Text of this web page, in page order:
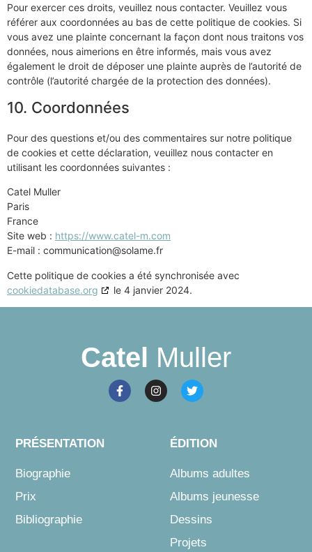
Pour exercer ces droits, veuillez nous contacter. Veuillez vous
référer aux coordonnées au bas de cette politique de cookies. Si
vous avez une plainte concernant la façon dont nous traitons vos
données, nous aimerions en être informés, mais vous avez
également le droit de déposer une plainte auprès de l’autorité de
contrôle (l’autorité chargée de la protection des données).
10. Coordonnées
Pour des questions et/ou des commentaires sur notre politique
de cookies et cette déclaration, veuillez nous contacter en
utilisant les coordonnées suivantes :
Catel Muller
Paris
France
Site web : https://www.catel-m.com
E-mail : rf.emalos@noitacinummoc
Cette politique de cookies a été synchronisée avec
cookiedatabase.org
le 4 janvier 2024.
Catel Muller
PRÉSENTATION
Biographie
Prix
Bibliographie
ÉDITION
Albums adultes
Albums jeunesse
Dessins
Projets